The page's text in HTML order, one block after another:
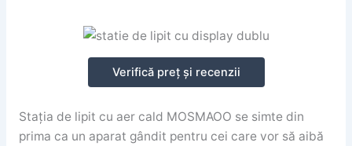
Verifică preț și recenzii
Stația de lipit cu aer cald MOSMAOO se simte din
prima ca un aparat gândit pentru cei care vor să aibă